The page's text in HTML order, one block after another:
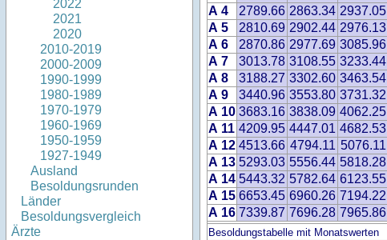
2022
2021
2020
2010-2019
2000-2009
1990-1999
1980-1989
1970-1979
1960-1969
1950-1959
1927-1949
Ausland
Besoldungsrunden
Länder
Besoldungsvergleich
Ärzte
A 4
2789.66 2863.34 2937.05
A 5
2810.69 2902.44 2976.13
A 6
2870.86 2977.69 3085.96
A 7
3013.78 3108.55 3233.44
A 8
3188.27 3302.60 3463.54
A 9
3440.96 3553.80 3731.32
A 10 3683.16 3838.09 4062.25
A 11 4209.95 4447.01 4682.53
A 12 4513.66 4794.11 5076.11
A 13 5293.03 5556.44 5818.28
A 14 5443.32 5782.64 6123.55
A 15 6653.45 6960.26 7194.22
A 16 7339.87 7696.28 7965.86
Besoldungstabelle mit Monatswerten